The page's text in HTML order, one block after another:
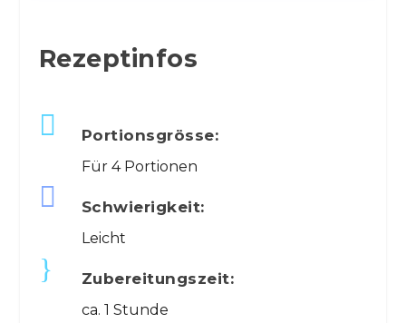
Rezeptinfos
 Portionsgrösse:
Für 4 Portionen
 Schwierigkeit:
Leicht
} Zubereitungszeit:
ca. 1 Stunde